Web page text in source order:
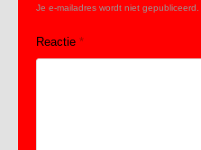
Je e-mailadres wordt niet gepubliceerd.
Reactie *